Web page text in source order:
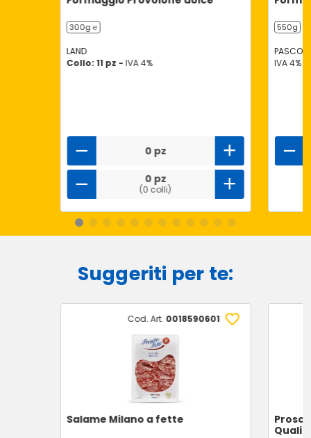
300g ℮
LAND
Collo: 11 pz - IVA 4%
0 pz
0 pz
(0 colli)
550g
PASCOLI
IVA 4%
Suggeriti per te:
Cod. Art. 0018590601
Salame Milano a fette